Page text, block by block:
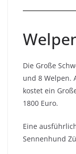
Die Große
und 8 Welpen.
kostet ein
1800 Euro.
Eine
Sennenhund